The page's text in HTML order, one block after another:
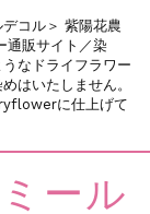
コル＞ 紫陽花農
通販サイト／染
なドライフラワー
はいたしません。
に仕上げて
ール